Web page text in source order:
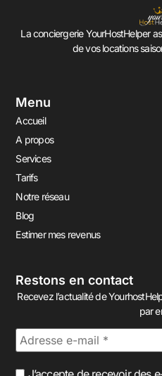
La conciergerie YourHostHelper
de vos locations
Menu
Accueil
A propos
Services
Tarifs
Notre réseau
Blog
Estimer mes revenus
Restons en contact
Recevez l’actualité de
par